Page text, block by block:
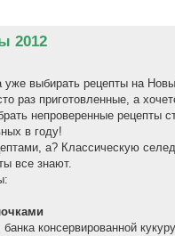
2012
уже выбирать рецепты на
раз приготовленные, а
непроверенные рецепты
в году!
а? Классическую
все знают.
консервированной